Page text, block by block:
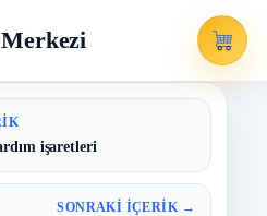
işaretleri
SONRAKI İÇERIK →